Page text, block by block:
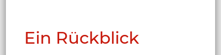
Ein Rückblick